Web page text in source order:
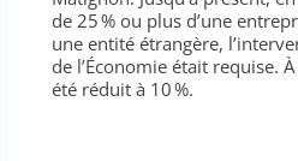
de 25 % ou plus d’une
une entité étrangère,
de l’Économie était requise.
été réduit à 10 %.